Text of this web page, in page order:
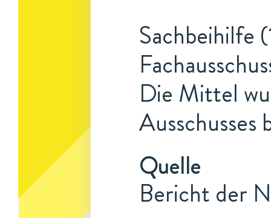
Sachbeihilfe
Die Mittel
Quelle
Bericht der